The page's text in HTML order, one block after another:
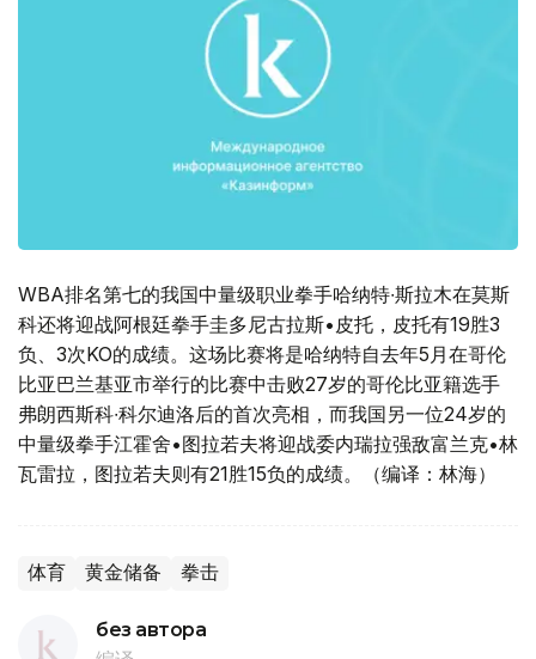
WBA排名第七的我国中量级职业拳手哈纳特∙斯拉木在莫斯
科还将迎战阿根廷拳手圭多尼古拉斯•皮托，皮托有19胜3
负、3次KO的成绩。这场比赛将是哈纳特自去年5月在哥伦
比亚巴兰基亚市举行的比赛中击败27岁的哥伦比亚籍选手
弗朗西斯科∙科尔迪洛后的首次亮相，而我国另一位24岁的
中量级拳手江霍舍•图拉若夫将迎战委内瑞拉强敌富兰克•林
瓦雷拉，图拉若夫则有21胜15负的成绩。（编译：林海）
体育 黄金储备 拳击
без автора